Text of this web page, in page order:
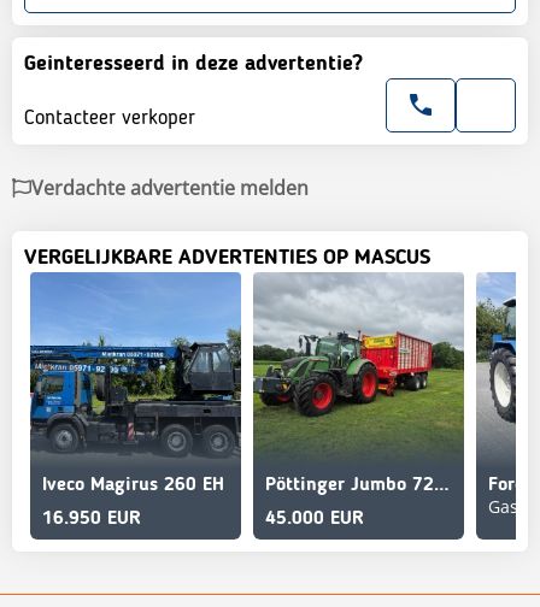
Geinteresseerd in deze advertentie?
Contacteer verkoper
Verdachte advertentie melden
VERGELIJKBARE ADVERTENTIES OP MASCUS
Iveco Magirus 260 EH
16.950 EUR
Pöttinger Jumbo 7200 Combiline
45.000 EUR
Ford